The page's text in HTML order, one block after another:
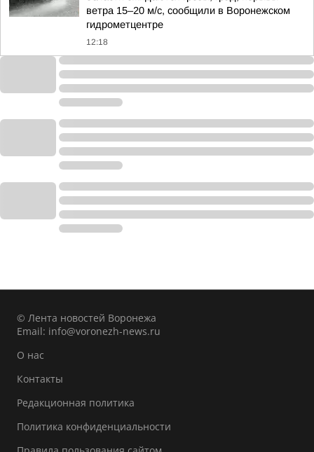
ветра 15–20 м/с, сообщили в Воронежском
гидрометцентре
12:18
© Лента новостей Воронежа
Email: info@voronezh-news.ru
О нас
Контакты
Редакционная политика
Политика конфиденциальности